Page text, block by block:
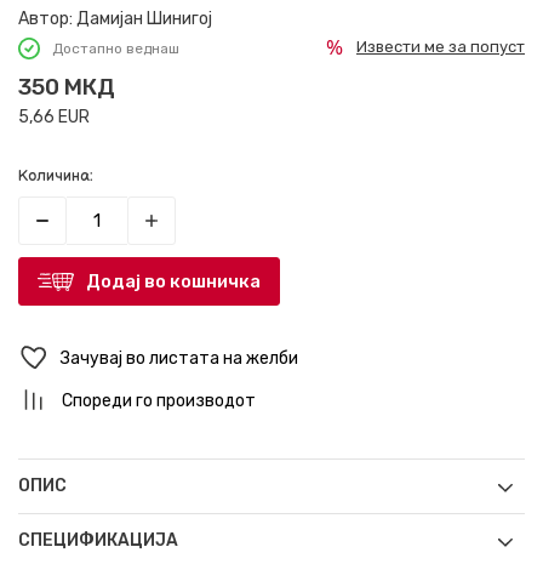
Автор: Дамијан Шинигој
Достапно веднаш
350 МКД
5,66 EUR
Извести ме за попуст
Количина:
Додај во кошничка
Зачувај во листата на желби
Спореди го производот
ОПИС
СПЕЦИФИКАЦИЈА